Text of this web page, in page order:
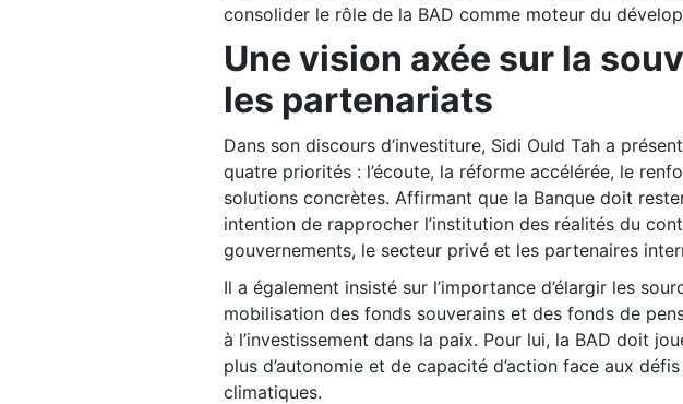
consolider le rôle de la BAD comme moteur du
Une vision axée sur la
les partenariats
Dans son discours d’investiture, Sidi Ould Tah a
quatre priorités : l’écoute, la réforme accélérée, le
solutions concrètes. Affirmant que la Banque doit
intention de rapprocher l’institution des réalités du
gouvernements, le secteur privé et les partenaires
Il a également insisté sur l’importance d’élargir les
mobilisation des fonds souverains et des fonds de
à l’investissement dans la paix. Pour lui, la BAD doit
plus d’autonomie et de capacité d’action face aux
climatiques.